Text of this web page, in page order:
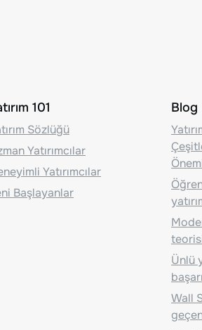
101
Sözlüğü
Yatırımcılar
Yatırımcılar
Başlayanlar
Blog
Ünlü
Wall